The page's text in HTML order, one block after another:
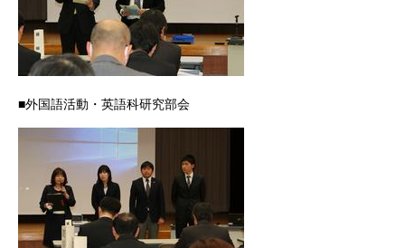
■外国語活動・英語科研究部会